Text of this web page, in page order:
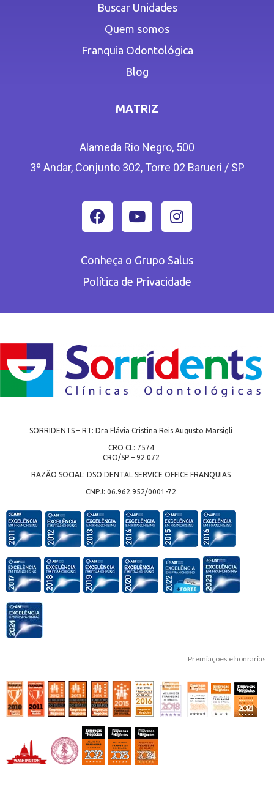
Buscar Unidades
Quem somos
Franquia Odontológica
Blog
MATRIZ
Alameda Rio Negro, 500
3º Andar, Conjunto 302, Torre 02 Barueri / SP
Conheça o Grupo Salus
Política de Privacidade
SORRIDENTS – RT: Dra Flávia Cristina Reis Augusto Marsigli
CRO CL: 7574
CRO/SP – 92.072
RAZÃO SOCIAL: DSO DENTAL SERVICE OFFICE FRANQUIAS
CNPJ: 06.962.952/0001-72
Premiações e honrarias: